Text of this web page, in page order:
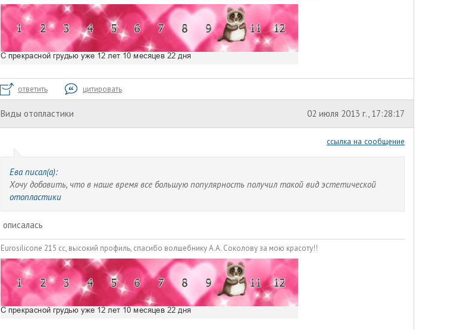
ответить цитировать
Виды отопластики 02 июля 2013 г., 17:28:17
ссылка на сообщение
Ева писал(а):
Хочу добавить, что в наше время все большую популярность получил такой вид эстетической
отопластики
описалась
Eurosilicone 215 сс, высокий профиль, спасибо волшебнику А.А. Соколову за мою красоту!!